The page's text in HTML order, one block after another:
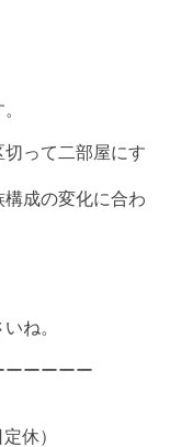
って二部屋にす
成の変化に合わ
ね。
ーーーーー
休）